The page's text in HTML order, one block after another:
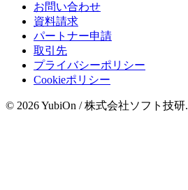
お問い合わせ
資料請求
パートナー申請
取引先
プライバシーポリシー
Cookieポリシー
© 2026 YubiOn / 株式会社ソフト技研.